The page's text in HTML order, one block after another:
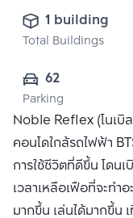
1 building
Total Buildings
62
Parking
Noble Reflex (โนเบิ
คอนโดใกล้รถไฟฟ้า
การใช้ชีวิตที่ดีขึ้น โดน
เวลาเหลือเฟือที่จะทำอ
มากขึ้น เล่นได้มากขึ้น